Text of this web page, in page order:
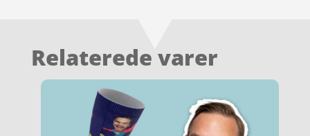
Relaterede varer